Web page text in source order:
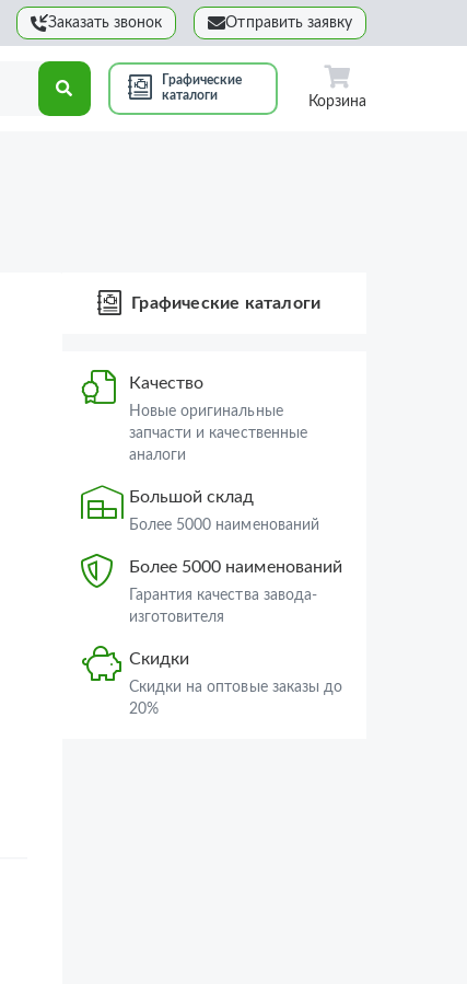
Заказать звонок Отправить заявку
Графические
каталоги
Корзина
Графические каталоги
Качество
Новые оригинальные
запчасти и качественные
аналоги
Большой склад
Более 5000 наименований
Более 5000 наименований
Гарантия качества завода-
изготовителя
Скидки
Скидки на оптовые заказы до
20%